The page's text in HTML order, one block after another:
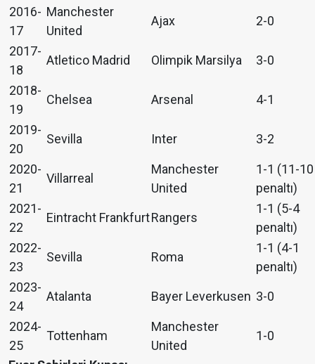
2016-
17
Manchester
United
Ajax 2-0
2017-
18
Atletico Madrid Olimpik Marsilya 3-0
2018-
19
Chelsea Arsenal 4-1
2019-
20
Sevilla Inter 3-2
2020-
21
Villarreal
Manchester
United
1-1 (11-10
penaltı)
2021-
22
Eintracht FrankfurtRangers
1-1 (5-4
penaltı)
2022-
23
Sevilla Roma
1-1 (4-1
penaltı)
2023-
24
Atalanta Bayer Leverkusen 3-0
2024-
25
Tottenham
Manchester
United
1-0